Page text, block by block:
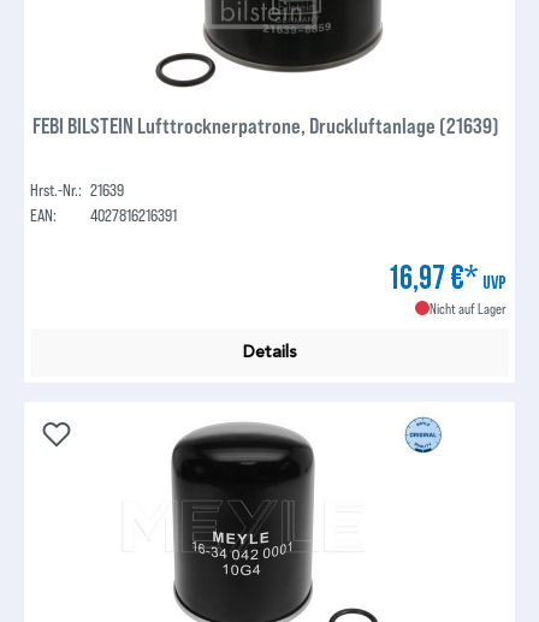
FEBI BILSTEIN Lufttrocknerpatrone, Druckluftanlage (21639)
Hrst.-Nr.: 21639
EAN:
4027816216391
16,97 €* UVP
Nicht auf Lager
Details